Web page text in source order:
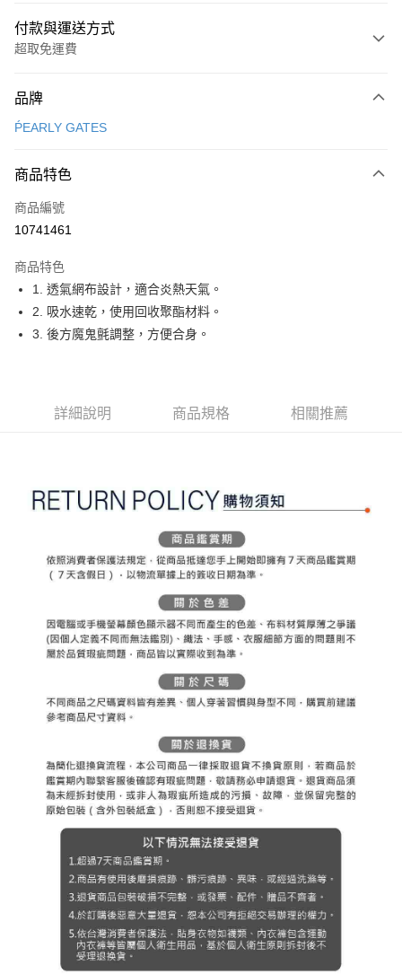
付款與運送方式
超取免運費
信用卡一次付款
LINE Pay
Apple Pay
悠遊付
大哥付你分期
相關說明
成交易。
【繳款方式說明】
1.分期款項不併入電信帳單，「大哥付你分期」於每月結算日後寄送繳費提
2.透過簡訊連結打開帳單後，可選擇「超商條碼／台灣大直營門市／銀行轉
帳／街口支付／iPASS MONEY」等通路繳費。
1.本服務係由「台灣大哥大股份有限公司」（以下簡稱本公司）所提供，讓
用戶於交易時，得透過本服務購買商品或服務，並由商店將買賣／分期付款
買賣價金債權讓與本公司後，依約使用本公司帳單繳交帳款。
2.基於同意付款使用「大哥付你分期」之契約關係目的，商店將以您的個人
資料（包含姓名、電話或地址）提供予台灣大哥大進項蒐集、處理及利用，
由本公司與您本人進行分期帳單所需資料之確認、核對及更正。
3.完整用戶服務條款，請詳閱以下連結：https://oppay.tw/userRule
【關於「AFTEE先享後付」】
AFTEE先享後付是「在收到商品之後才付款」的支付方式。 讓您購物簡單
１．於結帳方式選擇「AFTEE先享後付」後，將跳轉至「AFTEE先享後付」
結帳頁面，進行簡訊認證並確認金額後，即可完成結帳。
２．訂單成立數日內，您將收到繳費通知簡訊。
３．收到繳費通知簡訊後14天內，點擊此簡訊中的連結，可透過四大超商／
ATM／網路銀行／等多元方式進行付款，方視為交易完成。
購買商品的店家。未經商家同意取消之訂單仍視為有效，需透過AFTEE先享
後付繳納相關費用。
是否繳費成功／繳費後需取消欲退款等相關疑問，請聯繫「AFTEE先享後付
客戶支援中心」 https://netprotections.freshdesk.com/support/home
１．透過由恩沛科技股份有限公司提供之「AFTEE先享後付」服務完成之交
易，需依本服務之必要範圍內提供個人資料，並將交易相關給付款項請求債
權轉讓予恩沛科技股份有限公司。
２．關於個人資料處理事宜，請瀏覽以下網址：
https://aftee.tw/terms/#terms3
３．未成年的使用者請事先徵得法定代理人或監護人之同意方可使用
「AFTEE先享後付」，若未經同意申辦者引起之損失，本公司不負相關責
４．使用「AFTEE先享後付」時，將依據個別帳號之用戶狀況，依本公司即
時審查核予不同之上限額度；若仍有額度不足之情形，本公司將視審查結果
請求用戶進行身份認證。
５．嚴禁一人註冊多個帳號或使用他人資訊註冊。若發現惡意使用之情形，
恩沛科技股份有限公司將有權停止該用戶之使用額度並採取法律行動。
ATM付款
全家取貨付款
免運費
免運費
7-11取貨付款
付款後7-11取貨
免運費
品牌
ṔEARLY GATES
商品特色
商品編號
10741461
商品特色
1. 透氣網布設計，適合炎熱天氣。
2. 吸水速乾，使用回收聚酯材料。
3. 後方魔鬼氈調整，方便合身。
詳細說明 商品規格 相關推薦